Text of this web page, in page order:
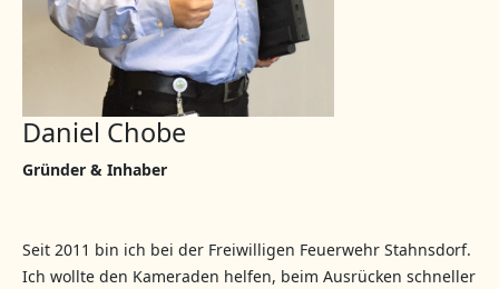
Daniel Chobe
Gründer & Inhaber
Seit 2011 bin ich bei der Freiwilligen Feuerwehr Stahnsdorf.
Ich wollte den Kameraden helfen, beim Ausrücken schneller